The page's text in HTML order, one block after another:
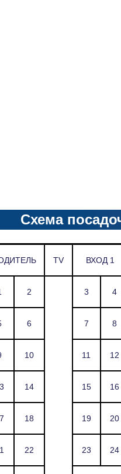
Схема
TV ВХОД 1
2 3 4
6 7 8
10 11 12
14 15 16
18 19 20
22 23 24